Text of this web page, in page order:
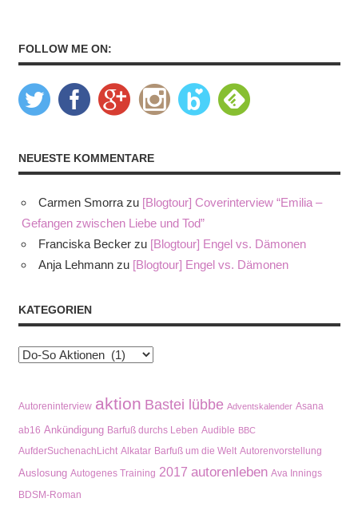
FOLLOW ME ON:
NEUESTE KOMMENTARE
Carmen Smorra zu [Blogtour] Coverinterview “Emilia –
Gefangen zwischen Liebe und Tod”
Franciska Becker zu [Blogtour] Engel vs. Dämonen
Anja Lehmann zu [Blogtour] Engel vs. Dämonen
KATEGORIEN
Kategorien
Autoreninterview aktion Bastei lübbe Adventskalender Asana
ab16 Ankündigung Barfuß durchs Leben Audible BBC
AufderSuchenachLicht Alkatar Barfuß um die Welt Autorenvorstellung
Auslosung Autogenes Training 2017 autorenleben Ava Innings
BDSM-Roman